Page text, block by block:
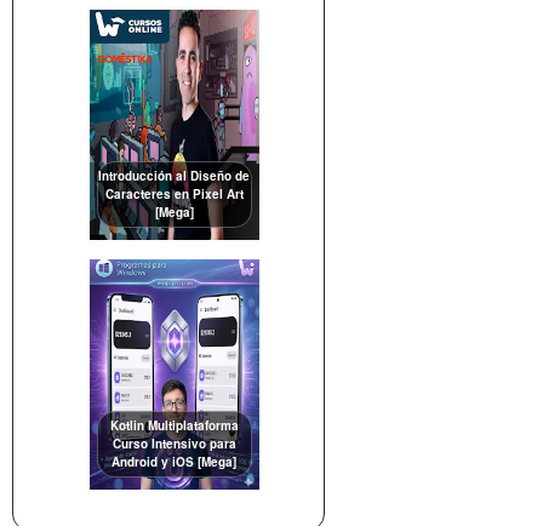
Introducción al Diseño de
Caracteres en Pixel Art
[Mega]
Kotlin Multiplataforma
Curso Intensivo para
Android y iOS [Mega]